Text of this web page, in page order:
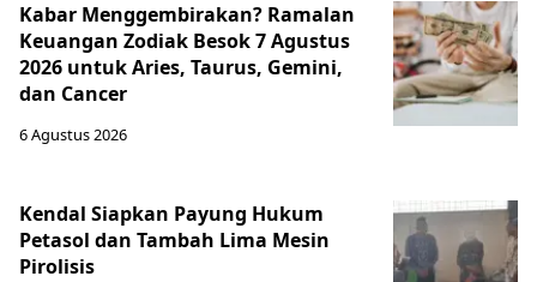
Kabar Menggembirakan? Ramalan
Keuangan Zodiak Besok 7 Agustus
2026 untuk Aries, Taurus, Gemini,
dan Cancer
6 Agustus 2026
Kendal Siapkan Payung Hukum
Petasol dan Tambah Lima Mesin
Pirolisis